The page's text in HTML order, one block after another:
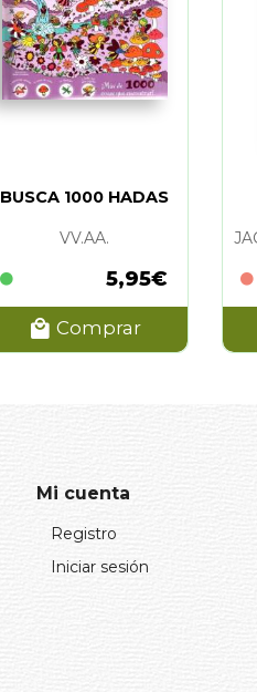
BUSCA 1000 HADAS
VV.AA.
5,95€
Comprar
Mi cuenta
Registro
Iniciar sesión